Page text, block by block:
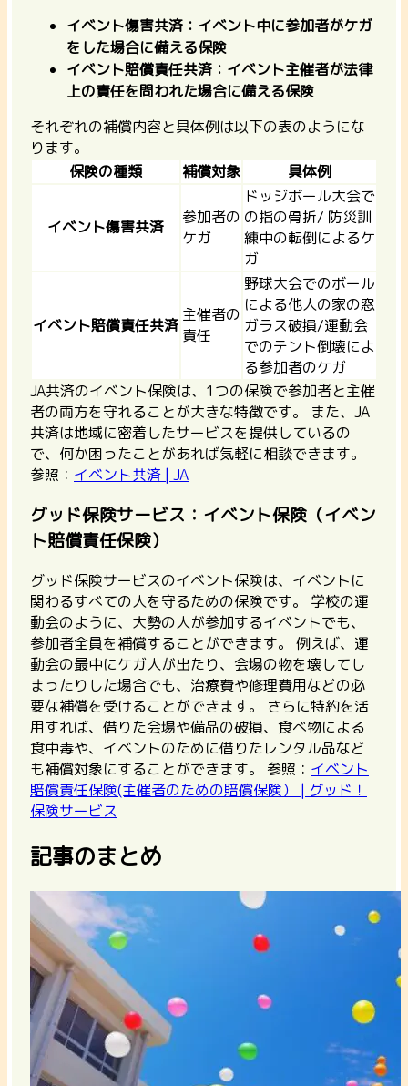
イベント傷害共済：イベント中に参加者がケガ
をした場合に備える保険
イベント賠償責任共済：イベント主催者が法律
上の責任を問われた場合に備える保険
それぞれの補償内容と具体例は以下の表のようにな
ります。
保険の種類
補償対象 具体例
イベント傷害共済
参加者の
ケガ
ドッジボール大会で
の指の骨折/ 防災訓
練中の転倒によるケ
ガ
イベント賠償責任共済
主催者の
責任
野球大会でのボール
による他人の家の窓
ガラス破損/運動会
でのテント倒壊によ
る参加者のケガ
JA共済のイベント保険は、1つの保険で参加者と主催
者の両方を守れることが大きな特徴です。 また、JA
共済は地域に密着したサービスを提供しているの
で、何か困ったことがあれば気軽に相談できます。
参照： イベント共済 | JA
グッド保険サービス：イベント保険（イベン
ト賠償責任保険）
グッド保険サービスのイベント保険は、 イベントに
関わるすべての人を守るための保険です。 学校の運
動会のように、大勢の人が参加するイベントでも、
参加者全員を補償することができます。 例えば、運
動会の最中にケガ人が出たり、会場の物を壊してし
まったりした場合でも、治療費や修理費用などの必
要な補償を受けることができます。 さらに特約を活
用すれば、借りた会場や備品の破損、食べ物による
食中毒や、イベントのために借りたレンタル品など
も補償対象にすることができます。 参照： イベント
賠償責任保険(主催者のための賠償保険） | グッド！
保険サービス
記事のまとめ